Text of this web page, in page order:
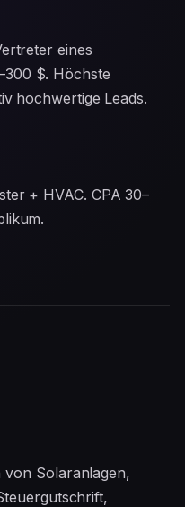
eines
$. Höchste
hochwertige Leads.
+ HVAC. CPA 30–
von Solaranlagen,